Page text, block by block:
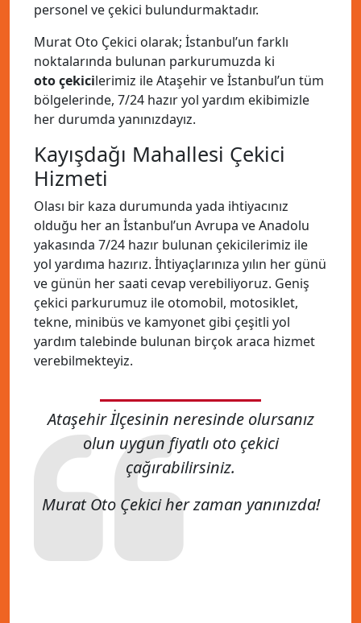
personel ve çekici bulundurmaktadır.
Murat Oto Çekici olarak; İstanbul’un farklı
noktalarında bulunan parkurumuzda ki
oto çekicilerimiz ile Ataşehir ve İstanbul’un tüm
bölgelerinde, 7/24 hazır yol yardım ekibimizle
her durumda yanınızdayız.
Kayışdağı Mahallesi Çekici
Hizmeti
Olası bir kaza durumunda yada ihtiyacınız
olduğu her an İstanbul’un Avrupa ve Anadolu
yakasında 7/24 hazır bulunan çekicilerimiz ile
yol yardıma hazırız. İhtiyaçlarınıza yılın her günü
ve günün her saati cevap verebiliyoruz. Geniş
çekici parkurumuz ile otomobil, motosiklet,
tekne, minibüs ve kamyonet gibi çeşitli yol
yardım talebinde bulunan birçok araca hizmet
verebilmekteyiz.
Ataşehir İlçesinin neresinde olursanız
olun uygun fiyatlı oto çekici
çağırabilirsiniz.
Murat Oto Çekici her zaman yanınızda!